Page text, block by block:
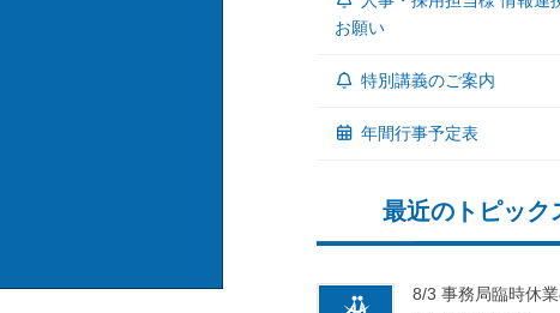
お願い
特別講義のご案内
年間行事予定表
最近のトピック
8/3 事務局臨時休